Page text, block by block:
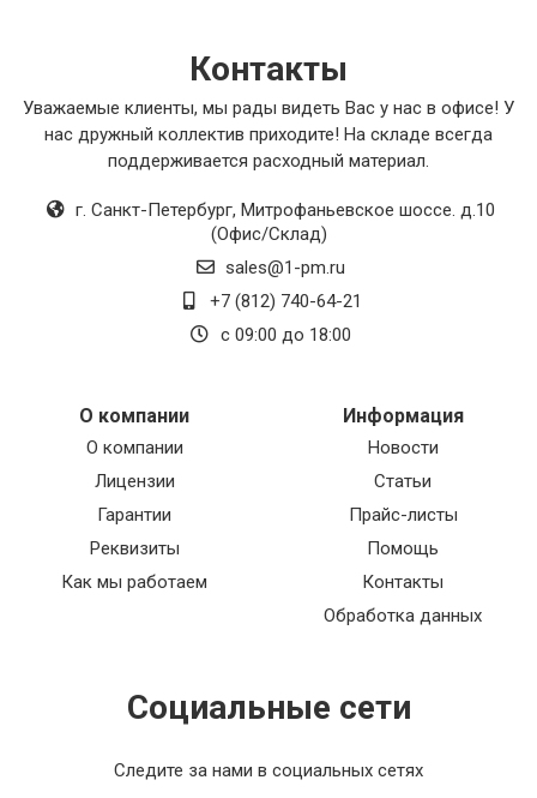
Контакты
Уважаемые клиенты, мы рады видеть Вас у нас в офисе! У
нас дружный коллектив приходите! На складе всегда
поддерживается расходный материал.
г. Санкт-Петербург, Митрофаньевское шоссе. д.10
(Офис/Склад)
sales@1-pm.ru
+7 (812) 740-64-21
с 09:00 до 18:00
О компании
О компании
Лицензии
Гарантии
Реквизиты
Как мы работаем
Информация
Новости
Статьи
Прайс-листы
Помощь
Контакты
Обработка данных
Социальные сети
Следите за нами в социальных сетях